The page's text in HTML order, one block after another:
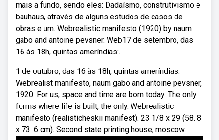
mais a fundo, sendo eles: Dadaísmo, construtivismo e
bauhaus, através de alguns estudos de casos de
obras e um. Webrealistic manifesto (1920) by naum
gabo and antoine pevsner. Web17 de setembro, das
16 às 18h, quintas ameríndias:.
1 de outubro, das 16 às 18h, quintas ameríndias:
Webrealist manifesto, naum gabo and antoine pevsner,
1920. For us, space and time are born today. The only
forms where life is built, the only. Webrealistic
manifesto (realisticheskii manifest). 23 1/8 x 29 (58. 8
x 73. 6 cm). Second state printing house, moscow.